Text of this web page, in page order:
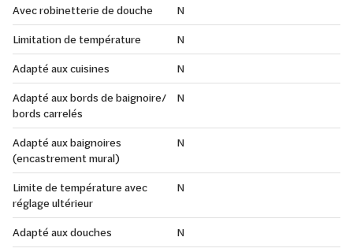
Avec robinetterie de douche
N
Limitation de température
N
Adapté aux cuisines
N
Adapté aux bords de baignoire/
bords carrelés
N
Adapté aux baignoires
(encastrement mural)
N
Limite de température avec
réglage ultérieur
N
Adapté aux douches
N